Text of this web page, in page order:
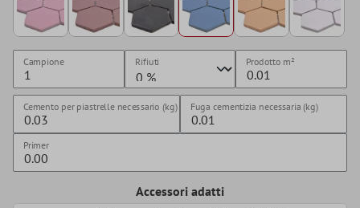
Campione Rifiuti Prodotto m²
Cemento per piastrelle necessario (kg) Fuga cementizia necessaria (kg)
Primer
Accessori adatti